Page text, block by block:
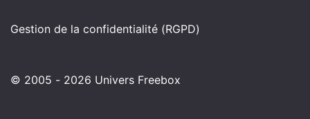
Gestion de la confidentialité (RGPD)
© 2005 - 2026 Univers Freebox